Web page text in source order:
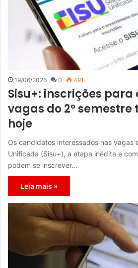
19/06/2026 0 491
Sisu+: inscrições
vagas do 2º
hoje
Os candidatos interessados nas vagas
Unificada (Sisu+), a etapa inédita e
podem se inscrever…
Leia mais »